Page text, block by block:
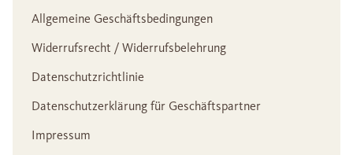
Allgemeine Geschäftsbedingungen
Widerrufsrecht / Widerrufsbelehrung
Datenschutzrichtlinie
Datenschutzerklärung für Geschäftspartner
Impressum